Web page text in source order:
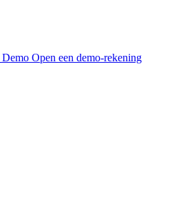
Demo Open een demo-rekening